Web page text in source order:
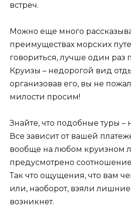
встреч.
Можно еще много
преимуществах морских
говориться, лучше один раз
Круизы – недорогой вид
организовав его, вы не
милости просим!
Знайте, что подобные туры –
Все зависит от вашей
вообще на любом круизном
предусмотрено
Так что ощущения, что вам
или, наоборот, взяли
возникнет.